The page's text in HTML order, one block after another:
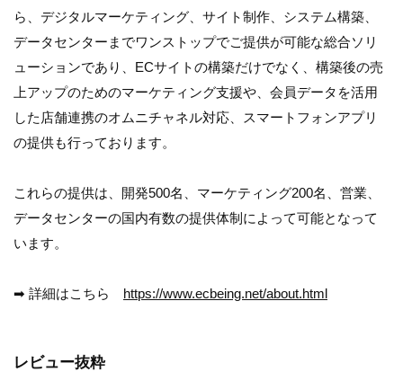
ら、デジタルマーケティング、サイト制作、システム構築、
データセンターまでワンストップでご提供が可能な総合ソリ
ューションであり、ECサイトの構築だけでなく、構築後の売
上アップのためのマーケティング支援や、会員データを活用
した店舗連携のオムニチャネル対応、スマートフォンアプリ
の提供も行っております。
これらの提供は、開発500名、マーケティング200名、営業、
データセンターの国内有数の提供体制によって可能となって
います。
➡ 詳細はこちら https://www.ecbeing.net/about.html
レビュー抜粋